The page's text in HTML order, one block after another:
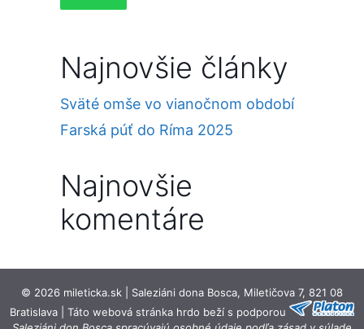
Najnovšie články
Sväté omše vo vianočnom období
Farská púť do Ríma 2025
Najnovšie
komentáre
© 2026 mileticka.sk | Saleziáni dona Bosca, Miletičova 7, 821 08
Bratislava | Táto webová stránka hrdo beží s podporou